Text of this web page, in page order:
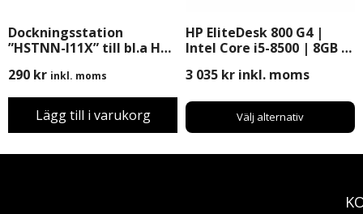
Dockningsstation
”HSTNN-I11X” till bl.a HP
290 kr inkl. moms
Lägg till i varukorg
HP EliteDesk 800 G4 |
Intel Core i5-8500 | 8GB |
Pro
3 035 kr inkl. moms
Välj alternativ